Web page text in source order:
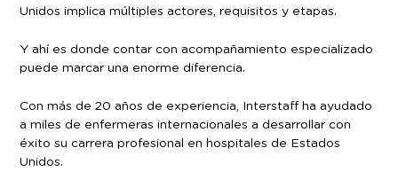
Unidos implica múltiples actores, requisitos y etapas.
Y ahí es donde contar con acompañamiento especializado
puede marcar una enorme diferencia.
Con más de 20 años de experiencia, Interstaff ha ayudado
a miles de enfermeras internacionales a desarrollar con
éxito su carrera profesional en hospitales de Estados
Unidos.